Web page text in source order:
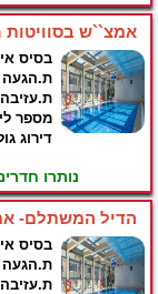
אמצ``ש בסוויטות
בסיס
ת.הגעה
מספר
דירוג
נותרו
הדיל המשתלם-
בסיס
ת.הגעה